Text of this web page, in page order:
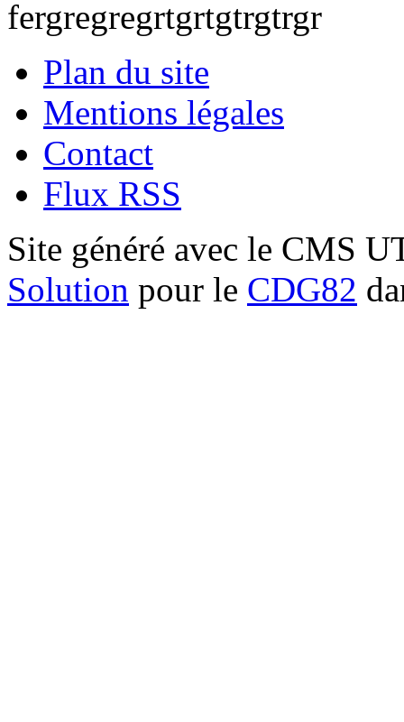
fergregregrtgrtgtrgtrgr
Plan du site
Mentions légales
Contact
Flux RSS
Site généré avec le CMS
Solution pour le CDG82